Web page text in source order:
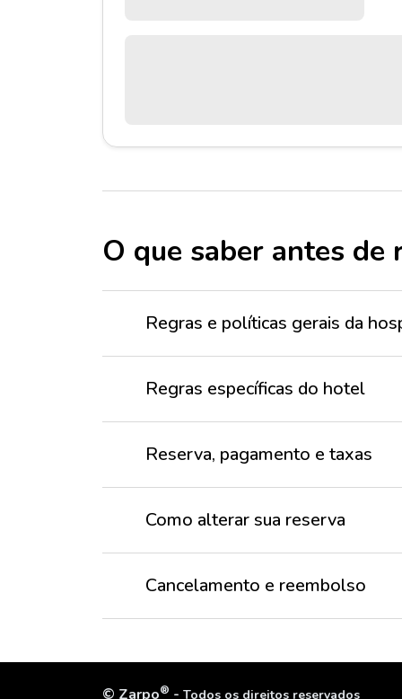
O que saber antes de
Regras e políticas gerais da
Regras específicas do hotel
Reserva, pagamento e taxas
Como alterar sua reserva
Cancelamento e reembolso
© Zarpo® - Todos os direitos reservados